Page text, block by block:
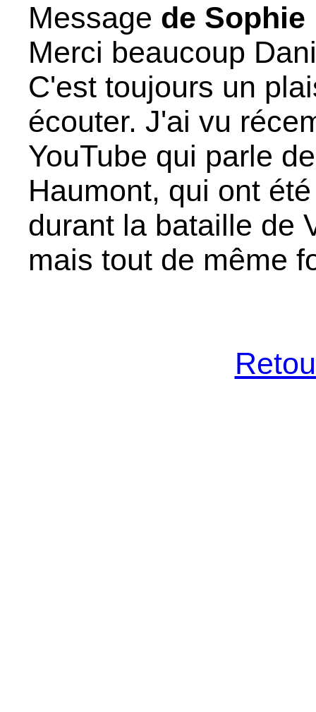
Message de Sophie
Merci beaucoup
C'est toujours un
écouter. J'ai vu
YouTube qui parle
Haumont, qui ont
durant la bataille de
mais tout de même